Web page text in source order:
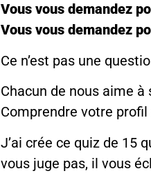
Vous vous demandez
Vous vous demandez
Ce n’est pas une
Chacun de nous aime
Comprendre votre
J’ai crée ce quiz de 15
vous juge pas, il vous